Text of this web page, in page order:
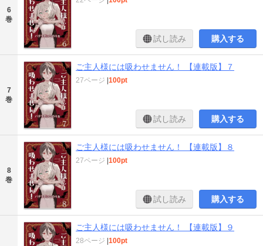
6
巻
試し読み 購入する
7
巻
ご主人様には吸わせません！ 【連載版】７
27ページ 100pt
試し読み 購入する
8
巻
ご主人様には吸わせません！ 【連載版】８
27ページ 100pt
試し読み 購入する
ご主人様には吸わせません！ 【連載版】９
28ページ 100pt